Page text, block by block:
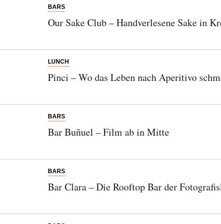
BARS
Our Sake Club – Handverlesene Sake in
LUNCH
Pinci – Wo das Leben nach Aperitivo
BARS
Bar Buñuel – Film ab in Mitte
BARS
Bar Clara – Die Rooftop Bar der